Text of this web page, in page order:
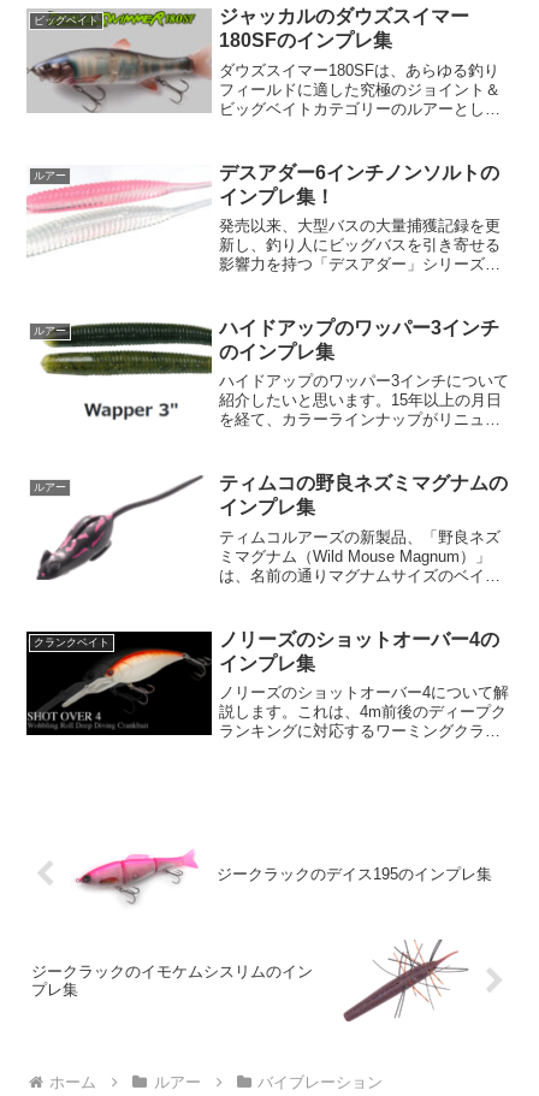
ンジとなっており、様々なシチュエーシ
ョンで活躍しま...
ビッグベイト
ジャッカルのダウズスイマー
180SFのインプレ集
ダウズスイマー180SFは、あらゆる釣り
フィールドに適した究極のジョイント＆
ビッグベイトカテゴリーのルアーとして
ナルの220mmサイズが強すぎると感じる
場合に最適な...
ルアー
デスアダー6インチノンソルトの
インプレ集！
発売以来、大型バスの大量捕獲記録を更
新し、釣り人にビッグバスを引き寄せる
影響力を持つ「デスアダー」シリーズ
たボディデザイン、そして生命感溢れる
波動を生み出すタイトなテー...
ルアー
ハイドアップのワッパー3インチ
のインプレ集
ハイドアップのワッパー3インチについて
紹介したいと思います。15年以上の月日
を経て、カラーラインナップがリニュー
す！【商品概要】メーカー希望本体価格:
935円入数: ...
ルアー
ティムコの野良ネズミマグナムの
インプレ集
ティムコルアーズの新製品、「野良ネズ
ミマグナム（Wild Mouse Magnum）」
は、名前の通りマグナムサイズのベイト
あるアクションを持ち、それを追う黒い
影の魚を引...
クランクベイト
ノリーズのショットオーバー4の
インプレ集
ノリーズのショットオーバー4について解
説します。これは、4m前後のディープク
ランキングに対応するワーミングクラン
ジークラックのデイス195のインプレ集
ジークラックのイモケムシスリムのイン
プレ集
ホーム ルアー バイブレーション